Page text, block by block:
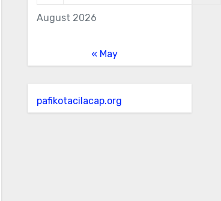
August 2026
« May
pafikotacilacap.org